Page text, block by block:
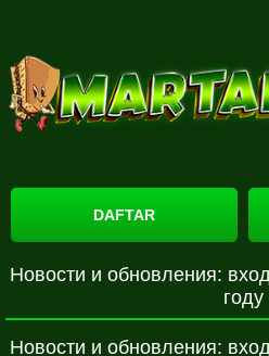
DAFTAR
Новости и обновления:
году
Новости и обновления: